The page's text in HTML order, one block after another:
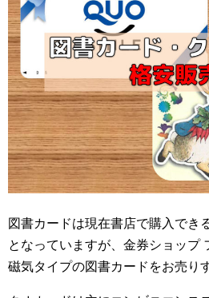
図書カードは現在書店で購入でき
となっていますが、金券ショップ
磁気タイプの図書カードをお売り